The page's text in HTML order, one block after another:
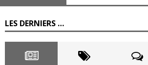
LES DERNIERS …